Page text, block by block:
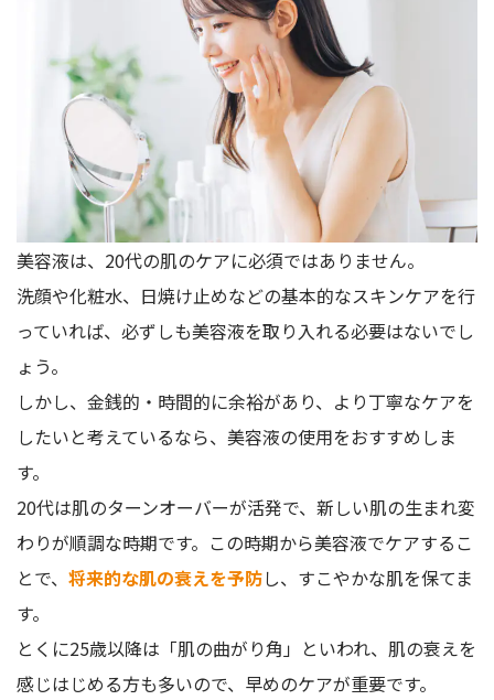
30代女性向けの美容液のおすすめはある？
20代におすすめの美容液は3つのポイントを押さえて選ぼう
美容液は、20代の肌のケアに必須ではありません。
洗顔や化粧水、日焼け止めなどの基本的なスキンケアを行
っていれば、必ずしも美容液を取り入れる必要はないでし
ょう。
しかし、金銭的・時間的に余裕があり、より丁寧なケアを
したいと考えているなら、美容液の使用をおすすめしま
す。
20代は肌のターンオーバーが活発で、新しい肌の生まれ変
わりが順調な時期です。この時期から美容液でケアするこ
とで、 将来的な肌の衰えを予防し、すこやかな肌を保てま
す。
とくに25歳以降は「肌の曲がり角」といわれ、肌の衰えを
感じはじめる方も多いので、早めのケアが重要です。